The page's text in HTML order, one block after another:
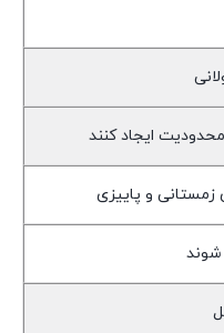
ایجاد کنند
و پاییزی